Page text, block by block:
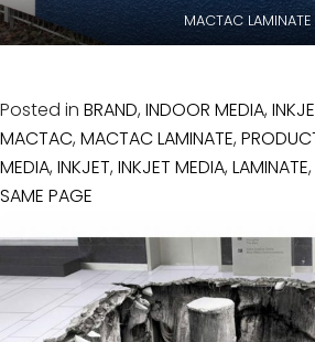
กับ
เรา
บริษัท
ติดต่อ
เรา
MACTAC LAMINATE
Posted in BRAND, INDOOR MEDIA,
MACTAC, MACTAC LAMINATE,
MEDIA, INKJET, INKJET MEDIA, LAMINATE,
SAME PAGE